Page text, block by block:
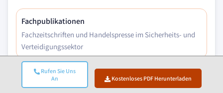
Rufen Sie Uns
An
Kostenloses PDF Herunterladen
Fachpublikationen
Fachzeitschriften und Handelspresse im Sicherheits- und
Verteidigungssektor
Branchendatenbanken